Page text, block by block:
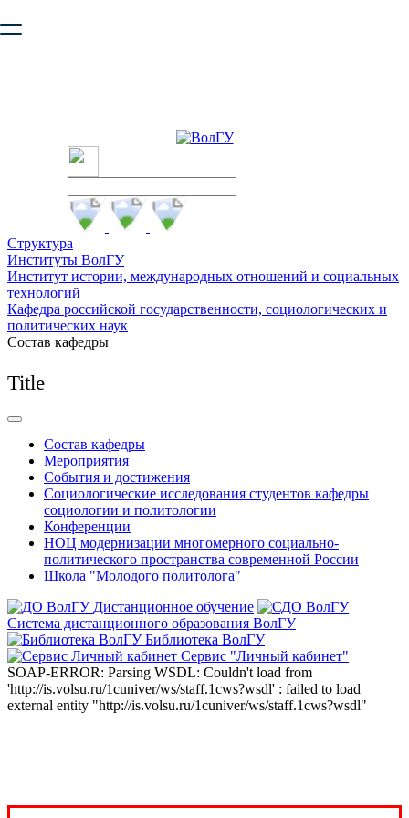
безопасную работу с сайтом. Пожалуйста
Структура
Институты ВолГУ
Институт истории, международных отношений и социальных
технологий
Кафедра российской государственности, социологических и
политических наук
Состав кафедры
Title
Состав кафедры
Мероприятия
События и достижения
Социологические исследования студентов кафедры
социологии и политологии
Конференции
НОЦ модернизации многомерного социально-
политического пространства современной России
Школа "Молодого политолога"
Дистанционное обучение
Система дистанционного образования ВолГУ
Библиотека ВолГУ
Сервис "Личный кабинет"
SOAP-ERROR: Parsing WSDL: Couldn't load from
'http://is.volsu.ru/1cuniver/ws/staff.1cws?wsdl' : failed to load
external entity "http://is.volsu.ru/1cuniver/ws/staff.1cws?wsdl"